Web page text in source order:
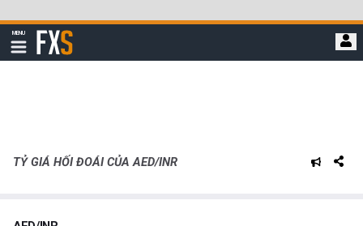
qua
đi
MENU
Hiển
thị
FXStreet
TỶ GIÁ HỐI ĐOÁI CỦA AED/INR